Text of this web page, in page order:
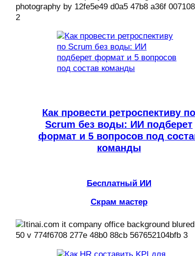
Как провести ретроспективу по
Scrum без воды: ИИ подберет
формат и 5 вопросов под
команды
Бесплатный ИИ
Скрам мастер